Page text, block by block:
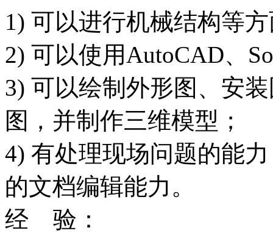
1) 可以进行机械结构等
2) 可以使用AutoCAD、
3) 可以绘制外形图、安
图，并制作三维模型；
4) 有处理现场问题的能
的文档编辑能力。
经 验：